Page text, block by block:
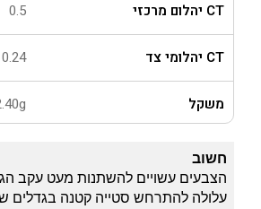
CT יהלום מרכזי 0.5
CT יהלומי צד 0.24
משקל
חשוב
הצבעים עשויים להשתנות מעט עקב
עלולה להתרחש סטייה קטנה בגדלים